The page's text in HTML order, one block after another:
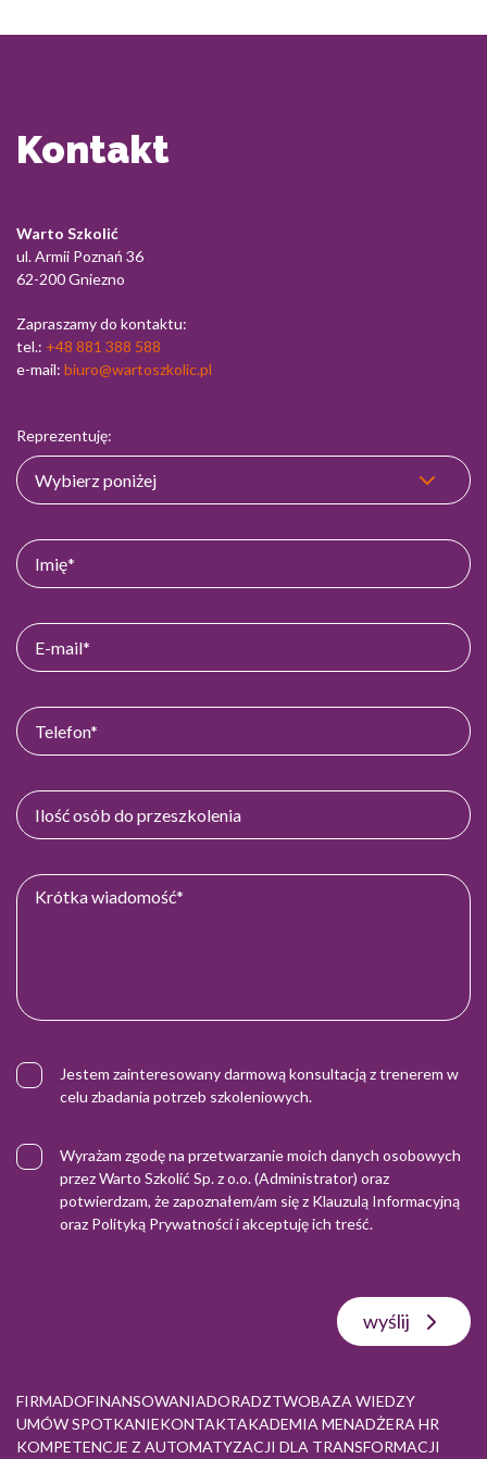
Kontakt
Warto Szkolić
ul. Armii Poznań 36
62-200 Gniezno
Zapraszamy do kontaktu:
tel.: +48 881 388 588
e-mail: biuro@wartoszkolic.pl
Reprezentuję:
Jestem zainteresowany darmową konsultacją z trenerem w
celu zbadania potrzeb szkoleniowych.
Wyrażam zgodę na przetwarzanie moich danych osobowych
przez Warto Szkolić Sp. z o.o. (Administrator) oraz
potwierdzam, że zapoznałem/am się z Klauzulą Informacyjną
oraz Polityką Prywatnościi akceptuję ich treść.
wyślij
FIRMADOFINANSOWANIADORADZTWOBAZA WIEDZY
UMÓW SPOTKANIEKONTAKTAKADEMIA MENADŻERA HR
KOMPETENCJE Z AUTOMATYZACJI DLA TRANSFORMACJI